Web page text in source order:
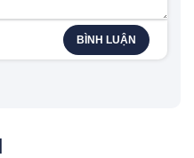
BÌNH LUẬN